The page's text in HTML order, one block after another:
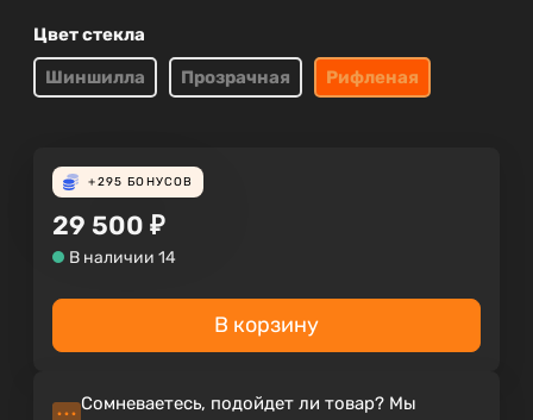
Цвет стекла
Шиншилла
Прозрачная Рифленая
+295 БОНУСОВ
29 500 ₽
В наличии 14
В корзину
Сомневаетесь, подойдет ли товар? Мы